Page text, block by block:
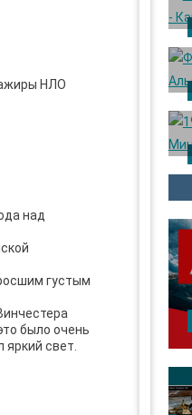
НЛО
над
густым
было очень
свет.